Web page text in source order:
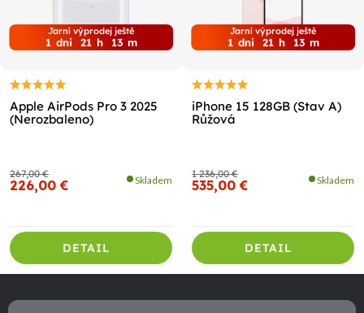
Jarní výprodej ještě
1 dni 21 h 13 m
Apple AirPods Pro 3 2025
(Nerozbaleno)
267,00 €
226,00 € Skladem
DETAIL
Jarní výprodej ještě
1 dni 21 h 13 m
iPhone 15 128GB (Stav A)
Růžová
1 236,00 €
535,00 € Skladem
DETAIL